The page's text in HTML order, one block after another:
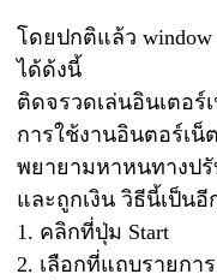
โดยปกติแล้ว window
ได้ด้งนี้
ติดจรวดเล่นอินเตอร์
การใช้งานอินตอร์เน็
พยายามหาหนทางป
และถูกเงิน วิธีนี้เป็น
1. คลิกที่ปุ่ม Start
2. เลือกที่แถบรายการ